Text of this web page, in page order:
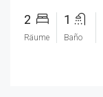
2
Räume
1
Baño